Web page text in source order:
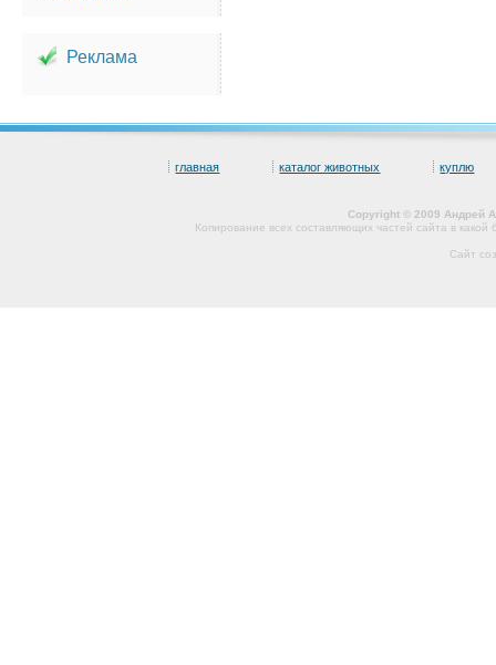
Реклама
главная каталог животных куплю
Copyright © 2009 Андрей
Копирование всех составляющих частей сайта в
Сайт